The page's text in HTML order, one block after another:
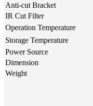
Anti-cut Bracket
IR Cut Filter
Operation Temperature
Storage Temperature
Power Source
Dimension
Weight